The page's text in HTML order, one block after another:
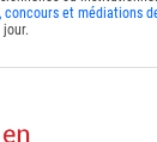
et médiations